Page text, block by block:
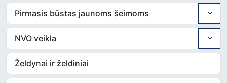
Pirmasis būstas jaunoms šeimoms
NVO veikla
Želdynai ir želdiniai